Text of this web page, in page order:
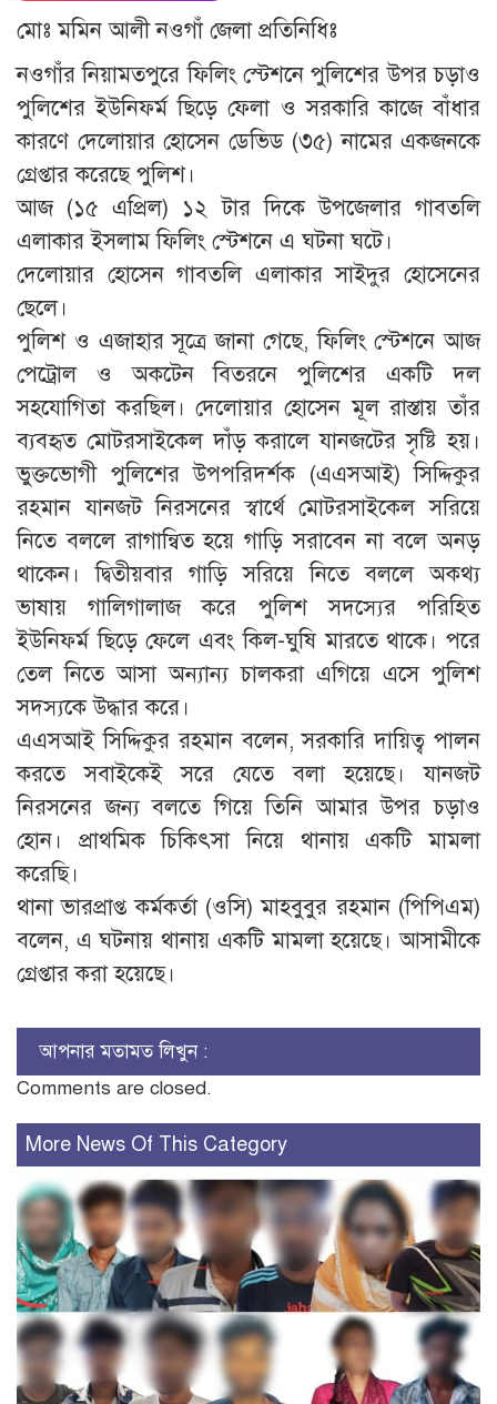
মোঃ মমিন আলী নওগাঁ জেলা প্রতিনিধিঃ
নওগাঁর নিয়ামতপুরে ফিলিং স্টেশনে পুলিশের উপর চড়াও
পুলিশের ইউনিফর্ম ছিড়ে ফেলা ও সরকারি কাজে বাঁধার
কারণে দেলোয়ার হোসেন ডেভিড (৩৫) নামের একজনকে
গ্রেপ্তার করেছে পুলিশ।
আজ (১৫ এপ্রিল) ১২ টার দিকে উপজেলার গাবতলি
এলাকার ইসলাম ফিলিং স্টেশনে এ ঘটনা ঘটে।
দেলোয়ার হোসেন গাবতলি এলাকার সাইদুর হোসেনের
ছেলে।
পুলিশ ও এজাহার সূত্রে জানা গেছে, ফিলিং স্টেশনে আজ
পেট্রোল ও অকটেন বিতরনে পুলিশের একটি দল
সহযোগিতা করছিল। দেলোয়ার হোসেন মূল রাস্তায় তাঁর
ব্যবহৃত মোটরসাইকেল দাঁড় করালে যানজটের সৃষ্টি হয়।
ভুক্তভোগী পুলিশের উপপরিদর্শক (এএসআই) সিদ্দিকুর
রহমান যানজট নিরসনের স্বার্থে মোটরসাইকেল সরিয়ে
নিতে বললে রাগান্বিত হয়ে গাড়ি সরাবেন না বলে অনড়
থাকেন। দ্বিতীয়বার গাড়ি সরিয়ে নিতে বললে অকথ্য
ভাষায় গালিগালাজ করে পুলিশ সদস্যের পরিহিত
ইউনিফর্ম ছিড়ে ফেলে এবং কিল-ঘুষি মারতে থাকে। পরে
তেল নিতে আসা অন্যান্য চালকরা এগিয়ে এসে পুলিশ
সদস্যকে উদ্ধার করে।
এএসআই সিদ্দিকুর রহমান বলেন, সরকারি দায়িত্ব পালন
করতে সবাইকেই সরে যেতে বলা হয়েছে। যানজট
নিরসনের জন্য বলতে গিয়ে তিনি আমার উপর চড়াও
হোন। প্রাথমিক চিকিৎসা নিয়ে থানায় একটি মামলা
করেছি।
থানা ভারপ্রাপ্ত কর্মকর্তা (ওসি) মাহবুবুর রহমান (পিপিএম)
বলেন, এ ঘটনায় থানায় একটি মামলা হয়েছে। আসামীকে
গ্রেপ্তার করা হয়েছে।
আপনার মতামত লিখুন :
Comments are closed.
More News Of This Category